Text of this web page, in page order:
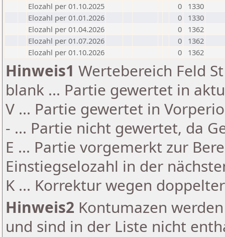
Elozahl per 01.10.2025
0
1330
Elozahl per 01.01.2026
0
1330
Elozahl per 01.04.2026
0
1362
Elozahl per 01.07.2026
0
1362
Elozahl per 01.10.2026
0 1362
Hinweis1 Wertebereich Feld
blank ... Partie gewertet in
V ... Partie gewertet in
- ... Partie nicht gewertet, da
E ... Partie vorgemerkt zur
Einstiegselozahl in der
K ... Korrektur wegen
Hinweis2 Kontumazen
und sind in der Liste nicht